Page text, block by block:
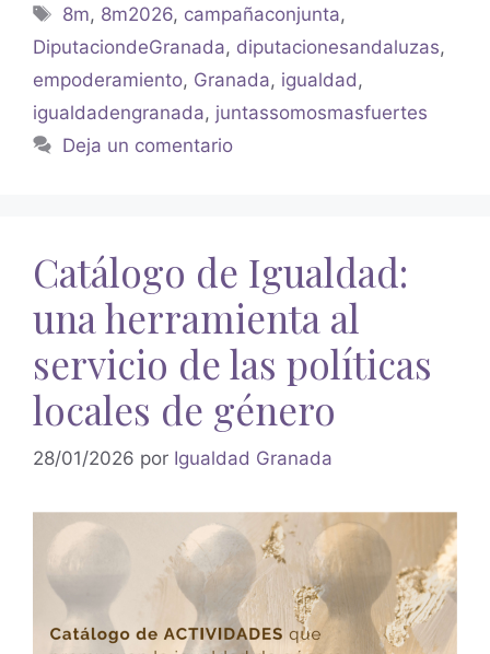
8m, 8m2026, campañaconjunta,
DiputaciondeGranada, diputacionesandaluzas,
empoderamiento, Granada, igualdad ,
igualdadengranada, juntassomosmasfuertes
Deja un comentario
Catálogo de Igualdad:
una herramienta al
servicio de las políticas
locales de género
28/01/2026 por Igualdad Granada